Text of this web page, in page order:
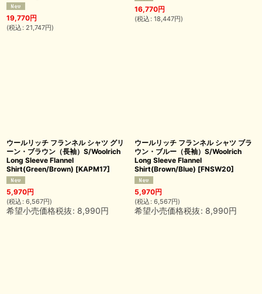
19,770円
(税込 : 21,747円)
16,770円
(税込 : 18,447円)
ウールリッチ フランネル シャツ グリ
ーン・ブラウン（長袖）S/Woolrich
Long Sleeve Flannel
Shirt(Green/Brown) [KAPM17]
5,970円
(税込 : 6,567円)
希望小売価格税抜: 8,990円
ウールリッチ フランネル シャツ ブラ
ウン・ブルー（長袖）S/Woolrich
Long Sleeve Flannel
Shirt(Brown/Blue) [FNSW20]
5,970円
(税込 : 6,567円)
希望小売価格税抜: 8,990円